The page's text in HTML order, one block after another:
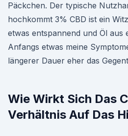
Päckchen. Der typische
hochkommt 3% CBD ist ein
etwas entspannend und Öl aus
Anfangs etwas meine
längerer Dauer eher das
Wie Wirkt Sich Das
Verhältnis Auf Das